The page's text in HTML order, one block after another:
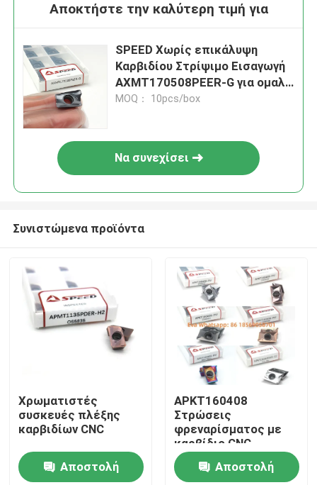
Προϊόντα
Βίντεο
Αποκτήστε την καλύτερη τιμή για
SPEED Χωρίς επικάλυψη
Καρβιδίου Στρίψιμο Εισαγωγή
AXMT170508PEER-G για ομαλή
επιφάνεια φινίρισμα
MOQ： 10pcs/box
Να συνεχίσει
Συνιστώμενα προϊόντα
Χρωματιστές
συσκευές πλέξης
καρβιδίων CNC
Αποστολή
APKT160408
Στρώσεις
φρεναρίσματος με
καρβίδιο CNC
εργαλείο κοπής
γραμμωτήραΑποστολή